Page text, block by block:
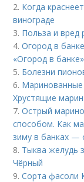
2. Когда
винограде
3. Польза и вред
4.Огород в
«Огород в банке»
5. Болезни
6. Маринованные
Хрустящие
7.Острый
способом. Как
зиму в банках —
8. Тыква желудь
Чёрный
9.Сорта фасоли